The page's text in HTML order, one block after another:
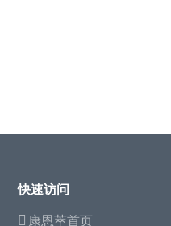
快速访问
康恩萃首页